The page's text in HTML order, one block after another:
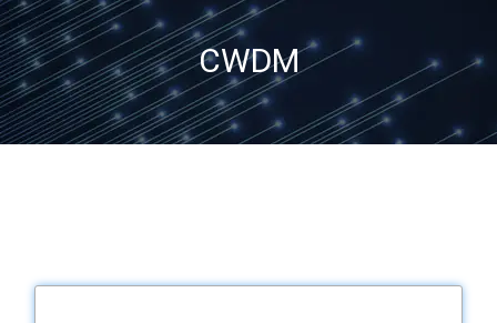
CWDM